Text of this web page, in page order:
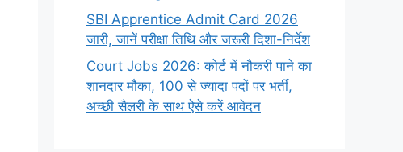
SBI Apprentice Admit Card 2026
जारी, जानें परीक्षा तिथि और जरूरी दिशा-निर्देश
Court Jobs 2026: कोर्ट में नौकरी पाने का
शानदार मौका, 100 से ज्यादा पदों पर भर्ती,
अच्छी सैलरी के साथ ऐसे करें आवेदन